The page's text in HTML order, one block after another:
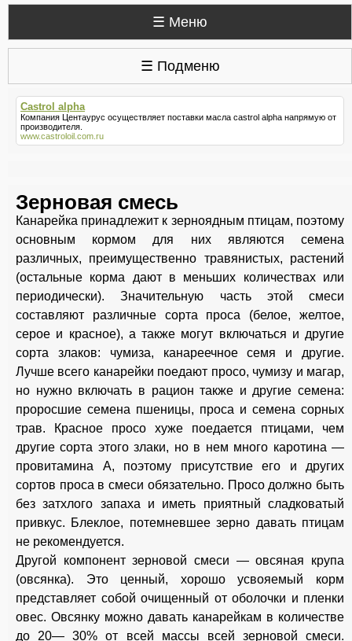
☰ Меню
☰ Подменю
Castrol alpha
Компания Центаурус осуществляет поставки масла castrol alpha напрямую от
производителя.
www.castroloil.com.ru
Зерновая смесь
Канарейка принадлежит к зерноядным птицам, поэтому
основным кормом для них являются семена
различных, преимущественно травянистых, растений
(остальные корма дают в меньших количествах или
периодически). Значительную часть этой смеси
составляют различные сорта проса (белое, желтое,
серое и красное), а также могут включаться и другие
сорта злаков: чумиза, канареечное семя и другие.
Лучше всего канарейки поедают просо, чумизу и магар,
но нужно включать в рацион также и другие семена:
проросшие семена пшеницы, проса и семена сорных
трав. Красное просо хуже поедается птицами, чем
другие сорта этого злаки, но в нем много каротина —
провитамина А, поэтому присутствие его и других
сортов проса в смеси обязательно. Просо должно быть
без затхлого запаха и иметь приятный сладковатый
привкус. Блеклое, потемневшее зерно давать птицам
не рекомендуется.
Другой компонент зерновой смеси — овсяная крупа
(овсянка). Это ценный, хорошо усвояемый корм
представляет собой очищенный от оболочки и пленки
овес. Овсянку можно давать канарейкам в количестве
до 20— 30% от всей массы всей зерновой смеси.